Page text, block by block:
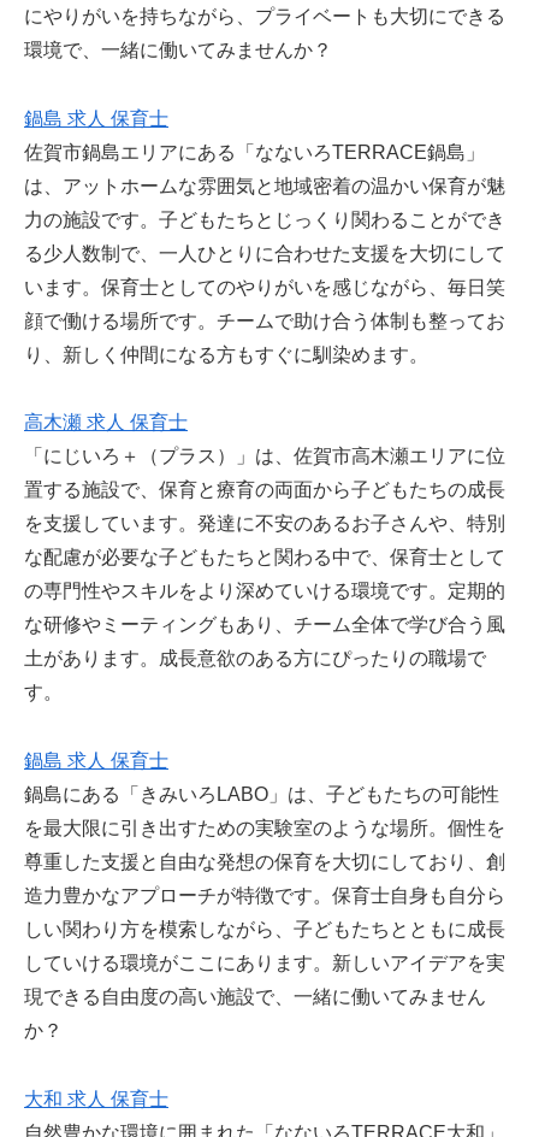
にやりがいを持ちながら、プライベートも大切にできる
環境で、一緒に働いてみませんか？
鍋島 求人 保育士
佐賀市鍋島エリアにある「なないろTERRACE鍋島」
は、アットホームな雰囲気と地域密着の温かい保育が魅
力の施設です。子どもたちとじっくり関わることができ
る少人数制で、一人ひとりに合わせた支援を大切にして
います。保育士としてのやりがいを感じながら、毎日笑
顔で働ける場所です。チームで助け合う体制も整ってお
り、新しく仲間になる方もすぐに馴染めます。
高木瀬 求人 保育士
「にじいろ＋（プラス）」は、佐賀市高木瀬エリアに位
置する施設で、保育と療育の両面から子どもたちの成長
を支援しています。発達に不安のあるお子さんや、特別
な配慮が必要な子どもたちと関わる中で、保育士として
の専門性やスキルをより深めていける環境です。定期的
な研修やミーティングもあり、チーム全体で学び合う風
土があります。成長意欲のある方にぴったりの職場で
す。
鍋島 求人 保育士
鍋島にある「きみいろLABO」は、子どもたちの可能性
を最大限に引き出すための実験室のような場所。個性を
尊重した支援と自由な発想の保育を大切にしており、創
造力豊かなアプローチが特徴です。保育士自身も自分ら
しい関わり方を模索しながら、子どもたちとともに成長
していける環境がここにあります。新しいアイデアを実
現できる自由度の高い施設で、一緒に働いてみません
か？
大和 求人 保育士
自然豊かな環境に囲まれた「なないろTERRACE大和」